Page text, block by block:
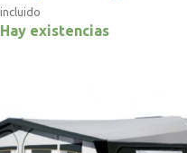
incluido
Hay existencias